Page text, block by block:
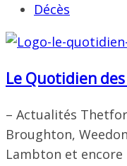
Décès
Le Quotidien des
– Actualités
Broughton,
Lambton et encore